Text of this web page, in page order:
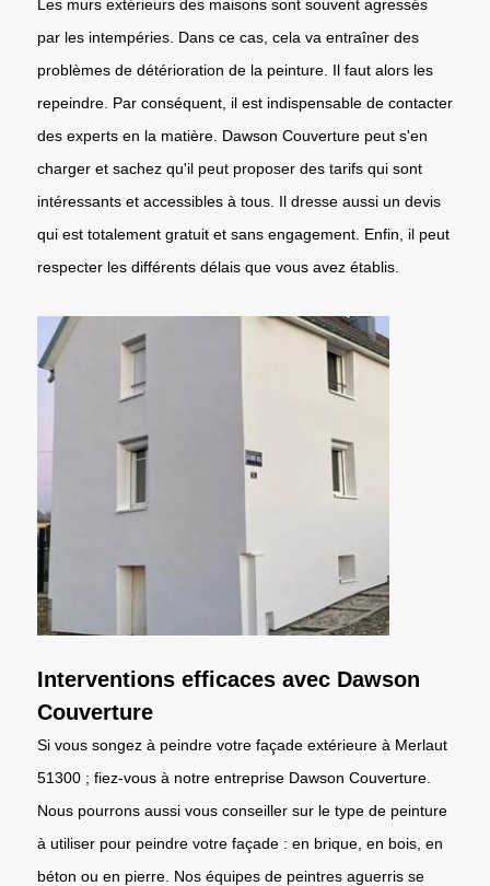
Les murs extérieurs des maisons sont souvent agressés
par les intempéries. Dans ce cas, cela va entraîner des
problèmes de détérioration de la peinture. Il faut alors les
repeindre. Par conséquent, il est indispensable de contacter
des experts en la matière. Dawson Couverture peut s'en
charger et sachez qu'il peut proposer des tarifs qui sont
intéressants et accessibles à tous. Il dresse aussi un devis
qui est totalement gratuit et sans engagement. Enfin, il peut
respecter les différents délais que vous avez établis.
Interventions efficaces avec Dawson
Couverture
Si vous songez à peindre votre façade extérieure à Merlaut
51300 ; fiez-vous à notre entreprise Dawson Couverture.
Nous pourrons aussi vous conseiller sur le type de peinture
à utiliser pour peindre votre façade : en brique, en bois, en
béton ou en pierre. Nos équipes de peintres aguerris se